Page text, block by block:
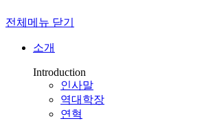
전체메뉴 닫기
소개
Introduction
인사말
역대학장
연혁